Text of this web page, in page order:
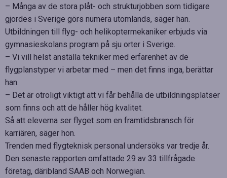
– Många av de stora plåt- och strukturjobben som tidigare
gjordes i Sverige görs numera utomlands, säger han.
Utbildningen till flyg- och helikoptermekaniker erbjuds via
gymnasieskolans program på sju orter i Sverige.
– Vi vill helst anställa tekniker med erfarenhet av de
flygplanstyper vi arbetar med – men det finns inga, berättar
han.
– Det är otroligt viktigt att vi får behålla de utbildningsplatser
som finns och att de håller hög kvalitet.
Så att eleverna ser flyget som en framtidsbransch för
karriären, säger hon.
Trenden med flygteknisk personal undersöks var tredje år.
Den senaste rapporten omfattade 29 av 33 tillfrågade
företag, däribland SAAB och Norwegian.